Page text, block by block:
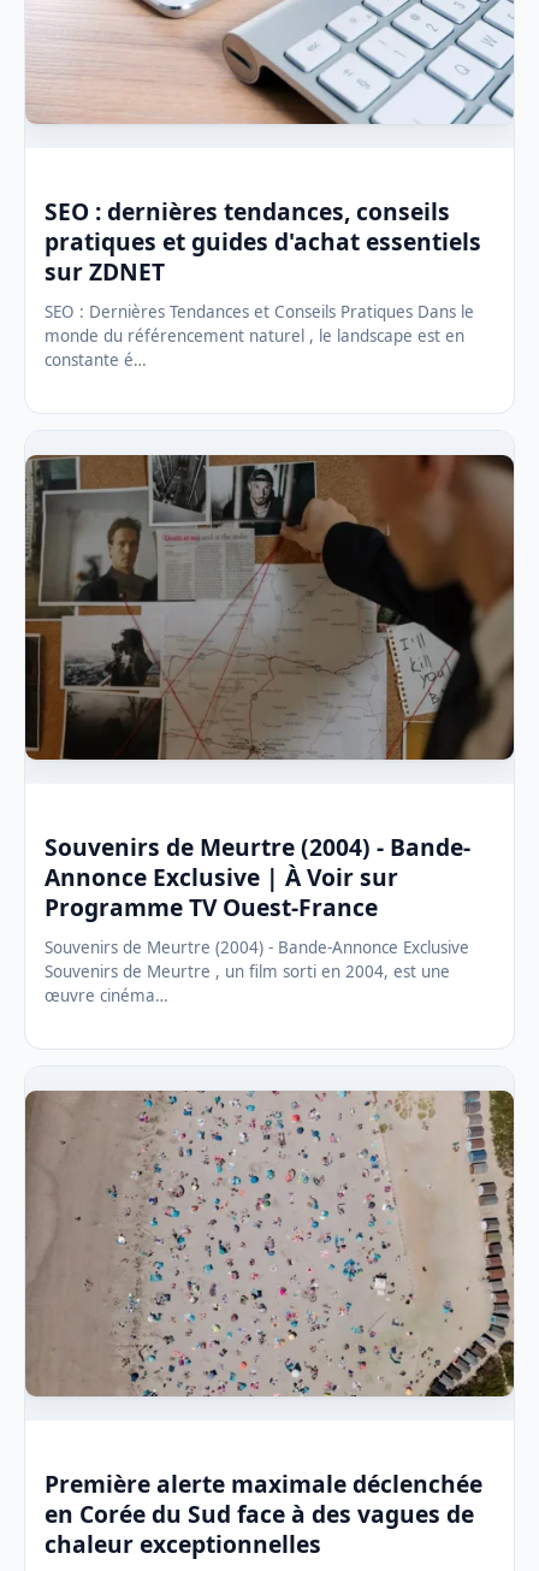
SEO : dernières tendances, conseils
pratiques et guides d'achat essentiels
sur ZDNET
SEO : Dernières Tendances et Conseils Pratiques Dans le
monde du référencement naturel , le landscape est en
constante é…
Souvenirs de Meurtre (2004) - Bande-
Annonce Exclusive | À Voir sur
Programme TV Ouest-France
Souvenirs de Meurtre (2004) - Bande-Annonce Exclusive
Souvenirs de Meurtre , un film sorti en 2004, est une
œuvre cinéma…
Première alerte maximale déclenchée
en Corée du Sud face à des vagues de
chaleur exceptionnelles